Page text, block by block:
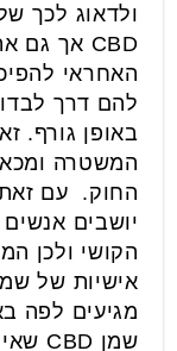
ולדאוג לכך
האחראי
להם דרך
באופן גורף.
המשטרה
החוק. עם
יושבים
הקושי ולכן
מגיעים לפה
שמן CBD שאינו מכיל THC.